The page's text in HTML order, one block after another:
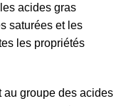
acides gras
saturées et les
les propriétés
au groupe des acides